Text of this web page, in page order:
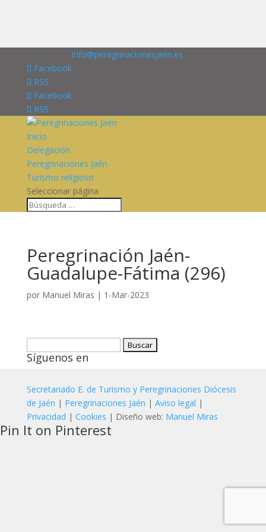
info@peregrinacionesjaen.es
Facebook
RSS
Facebook
RSS
Inicio
Delegación
Peregrinaciones Jaén
Turismo religioso
Seleccionar página
Peregrinación Jaén-
Guadalupe-Fátima (296)
por Manuel Miras | 1-Mar-2023
Síguenos en
Secretariado E. de Turismo y Peregrinaciones Diócesis
de Jaén | Peregrinaciones Jaén | Aviso legal |
Privacidad | Cookies | Diseño web: Manuel Miras
Pin It on Pinterest